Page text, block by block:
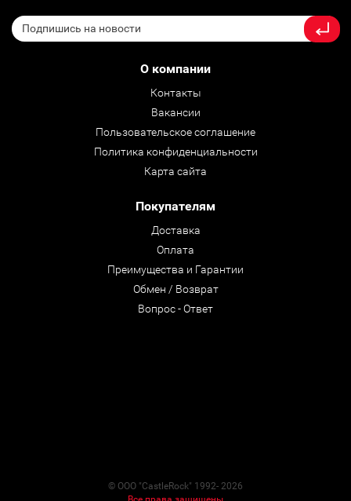
О компании
Контакты
Вакансии
Пользовательское соглашение
Политика конфиденциальности
Карта сайта
Покупателям
Доставка
Оплата
Преимущества и Гарантии
Обмен / Возврат
Вопрос - Ответ
© ООО "CastleRock" 1992- 2026